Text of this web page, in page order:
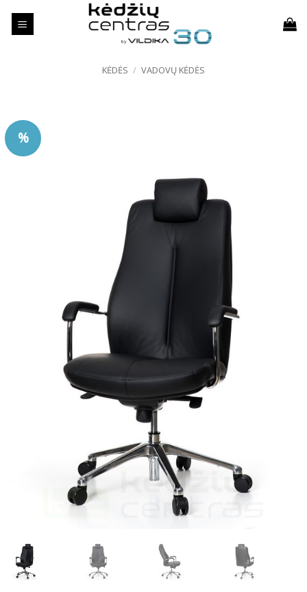
KĖDĖS / VADOVŲ KĖDĖS
%